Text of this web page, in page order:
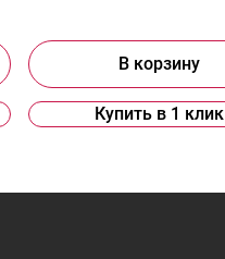
В корзину
Купить в 1 клик